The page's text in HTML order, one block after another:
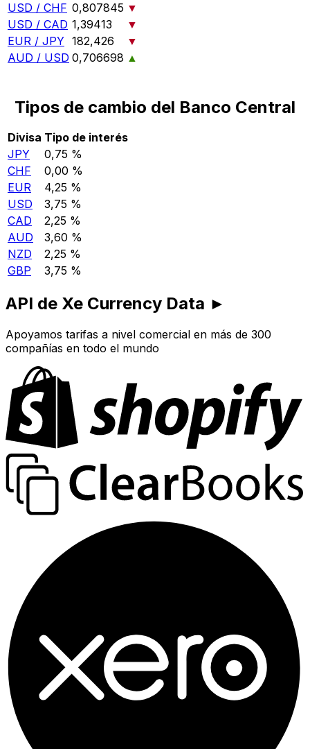
USD / CHF 0,807845 ▼
USD / CAD 1,39413
▼
EUR / JPY 182,426
▼
AUD / USD 0,706698 ▲
Tipos de cambio del Banco Central
Divisa Tipo de interés
JPY
0,75 %
CHF
0,00 %
EUR
4,25 %
USD
3,75 %
CAD
2,25 %
AUD
3,60 %
NZD
2,25 %
GBP
3,75 %
API de Xe Currency Data ►
Apoyamos tarifas a nivel comercial en más de 300
compañías en todo el mundo